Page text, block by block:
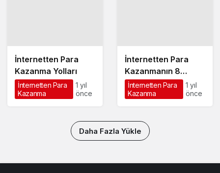
İnternetten Para
Kazanma Yolları
İnternetten Para
Kazanma
1 yıl
önce
İnternetten Para
Kazanmanın 8
Yöntemi
İnternetten Para
Kazanma
1 yıl
önce
Daha Fazla Yükle